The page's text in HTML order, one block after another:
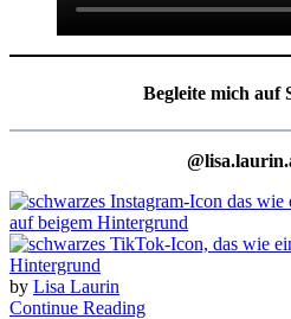
Begleite mich auf
by Lisa Laurin
Continue Reading